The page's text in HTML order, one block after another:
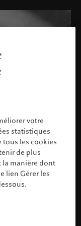
votre
statistiques
les cookies
de plus
la manière dont
lien Gérer les